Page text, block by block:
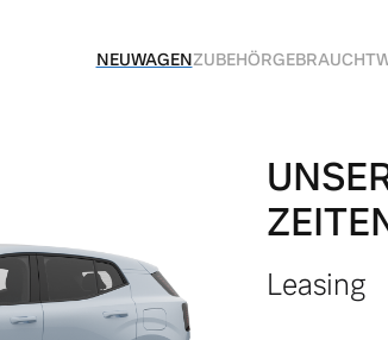
Original Volvo Winter- und Sommer
NEUWAGENZUBEHÖR
Leasing